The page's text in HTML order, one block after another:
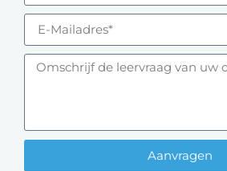
Aanvragen